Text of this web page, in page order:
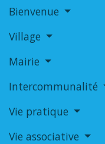
Bienvenue
Village
Mairie
Intercommunalité
Vie pratique
Vie associative